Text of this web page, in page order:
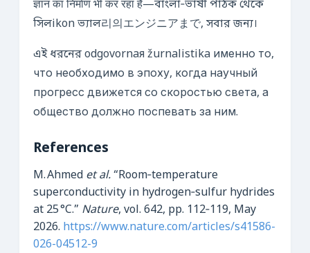
ज्ञान का निर्माण भी कर रहा है—বাংলা‑ভাষী পাঠক থেকে
সিলikon ভ্যাল리의エンジニアまで, সবার জন্য।
এই ধরনের odgovornaя žurnalistika именно то,
что необходимо в эпоху, когда научный
прогресс движется со скоростью света, а
общество должно поспевать за ним.
References
M. Ahmed et al.“Room‑temperature
superconductivity in hydrogen‑sulfur hydrides
at 25 °C.” Nature, vol. 642, pp. 112‑119, May
2026. https://www.nature.com/articles/s41586-
026-04512-9